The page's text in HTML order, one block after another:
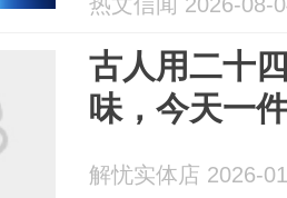
古人用二十
味，今天一
解忧实体店 2026-